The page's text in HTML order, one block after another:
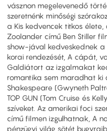
vásznon megelevenedő
szeretnénk minőségi
a Kis kedvencek titkos
Zoolander című Ben Stiller
show-jával kedveskednek a
korai rendezését, A cápát,
Galdiátort az izgalmakat
romantika sem maradhat ki
Shakespeare (Gwyneth
TOP GUN (Tom Cruise és
szíveket. Az amerikai foci
című filmen izgulhatnak, A
pénzügyi világ sötét